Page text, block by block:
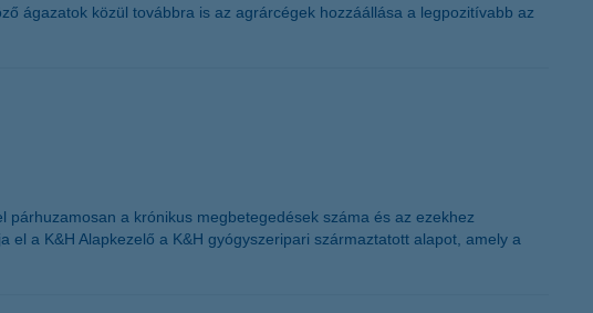
ágazatok közül továbbra is az agrárcégek hozzáállása a legpozitívabb az
a krónikus megbetegedések száma és az ezekhez
a K&H Alapkezelő a K&H gyógyszeripari származtatott alapot, amely a